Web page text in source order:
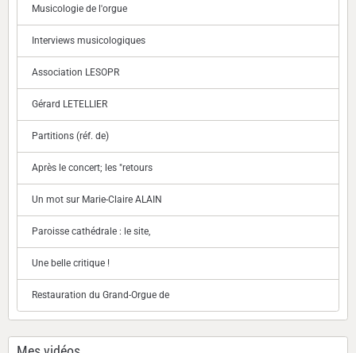
Musicologie de l'orgue
Interviews musicologiques
Association LESOPR
Gérard LETELLIER
Partitions (réf. de)
Après le concert; les "retours
Un mot sur Marie-Claire ALAIN
Paroisse cathédrale : le site,
Une belle critique !
Restauration du Grand-Orgue de